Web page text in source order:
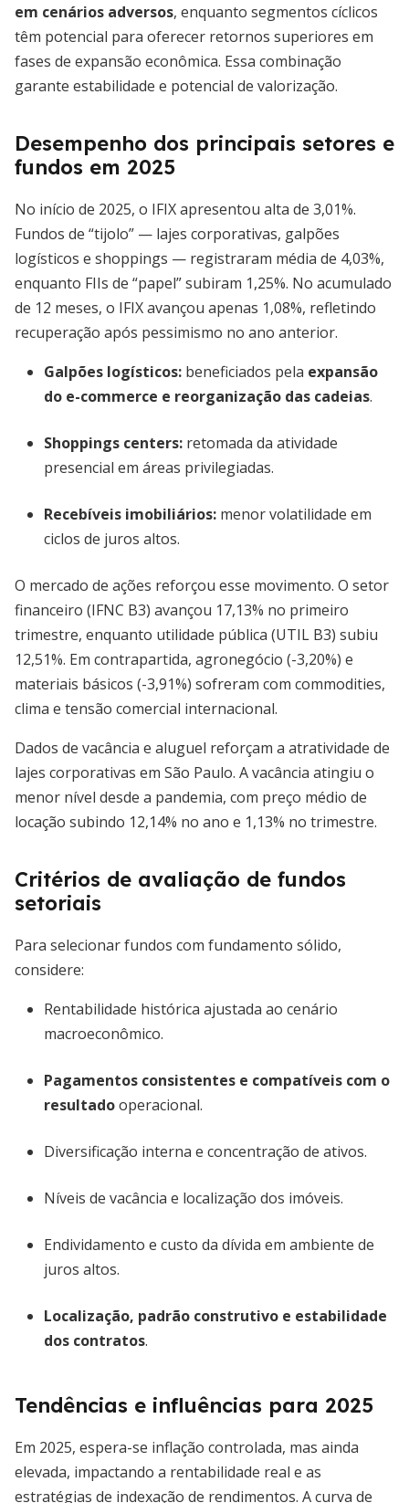
em cenários adversos, enquanto segmentos cíclicos
têm potencial para oferecer retornos superiores em
fases de expansão econômica. Essa combinação
garante estabilidade e potencial de valorização.
Desempenho dos principais setores e
fundos em 2025
No início de 2025, o IFIX apresentou alta de 3,01%.
Fundos de “tijolo” — lajes corporativas, galpões
logísticos e shoppings — registraram média de 4,03%,
enquanto FIIs de “papel” subiram 1,25%. No acumulado
de 12 meses, o IFIX avançou apenas 1,08%, refletindo
recuperação após pessimismo no ano anterior.
Galpões logísticos: beneficiados pela expansão
do e-commerce e reorganização das cadeias.
Shoppings centers: retomada da atividade
presencial em áreas privilegiadas.
Recebíveis imobiliários: menor volatilidade em
ciclos de juros altos.
O mercado de ações reforçou esse movimento. O setor
financeiro (IFNC B3) avançou 17,13% no primeiro
trimestre, enquanto utilidade pública (UTIL B3) subiu
12,51%. Em contrapartida, agronegócio (-3,20%) e
materiais básicos (-3,91%) sofreram com commodities,
clima e tensão comercial internacional.
Dados de vacância e aluguel reforçam a atratividade de
lajes corporativas em São Paulo. A vacância atingiu o
menor nível desde a pandemia, com preço médio de
locação subindo 12,14% no ano e 1,13% no trimestre.
Critérios de avaliação de fundos
setoriais
Para selecionar fundos com fundamento sólido,
considere:
Rentabilidade histórica ajustada ao cenário
macroeconômico.
Pagamentos consistentes e compatíveis com o
resultadooperacional.
Diversificação interna e concentração de ativos.
Níveis de vacância e localização dos imóveis.
Endividamento e custo da dívida em ambiente de
juros altos.
Localização, padrão construtivo e estabilidade
dos contratos.
Tendências e influências para 2025
Em 2025, espera-se inflação controlada, mas ainda
elevada, impactando a rentabilidade real e as
estratégias de indexação de rendimentos. A curva de